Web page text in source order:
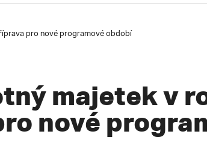
pro nové programové období
majetek v
nové